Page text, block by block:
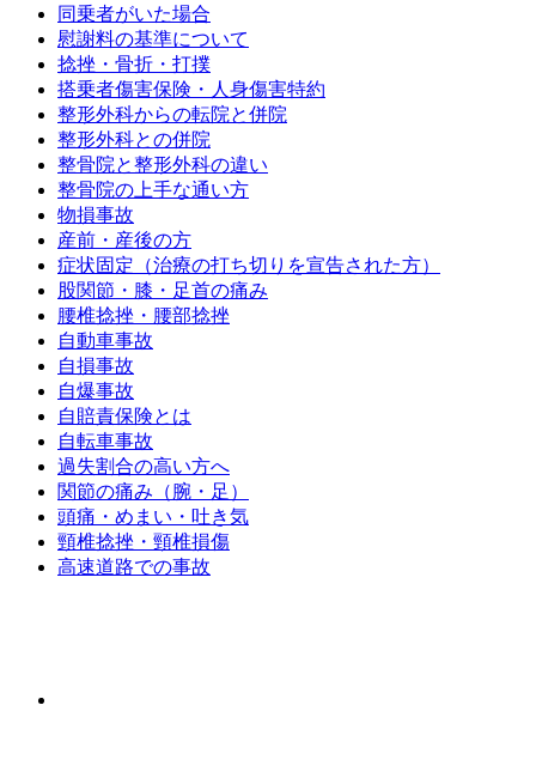
同乗者がいた場合
慰謝料の基準について
捻挫・骨折・打撲
搭乗者傷害保険・人身傷害特約
整形外科からの転院と併院
整形外科との併院
整骨院と整形外科の違い
整骨院の上手な通い方
物損事故
産前・産後の方
症状固定（治療の打ち切りを宣告された方）
股関節・膝・足首の痛み
腰椎捻挫・腰部捻挫
自動車事故
自損事故
自爆事故
自賠責保険とは
自転車事故
過失割合の高い方へ
関節の痛み（腕・足）
頭痛・めまい・吐き気
頸椎捻挫・頸椎損傷
高速道路での事故